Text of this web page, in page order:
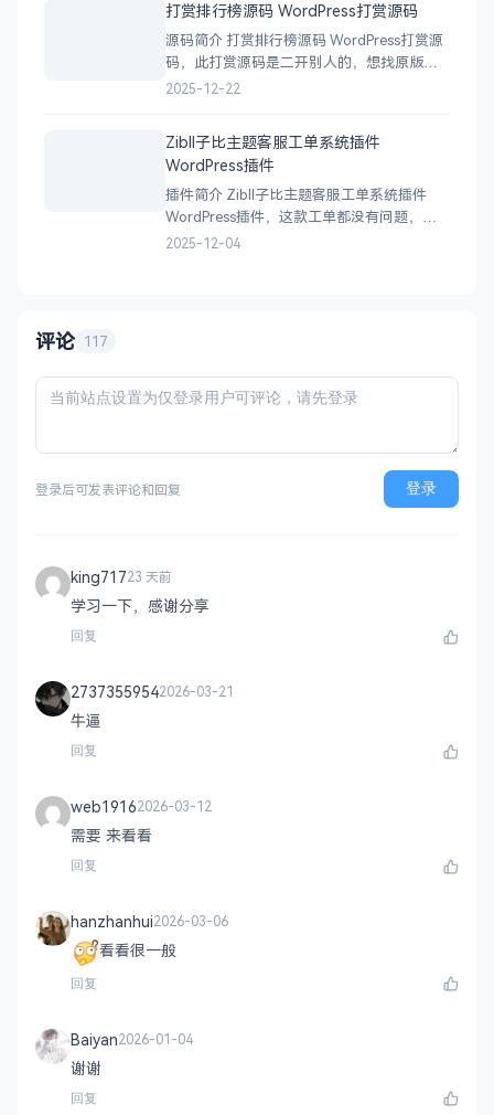
功能亮点： 告别千篇一律的网站风格，让你
的网站与众不同。
打赏排行榜源码 WordPress打赏源码
源码简介 打赏排行榜源码 WordPress打赏源
码，此打赏源码是二开别人的，想找原版的
某度一下打赏源码应该就会有的，把付款页
2025-12-22
Zibll子比主题客服工单系统插件
WordPress插件
插件简介 Zibll子比主题客服工单系统插件
WordPress插件，这款工单都没有问题，功
能很实用，有技术的自行二开，无加密全开
2025-12-04
评论 117
登录后可发表评论和回复 登录
king71723 天前
学习一下，感谢分享
回复
27373559542026-03-21
牛逼
回复
web19162026-03-12
需要 来看看
回复
hanzhanhui2026-03-06
看看很一般
回复
Baiyan2026-01-04
谢谢
回复